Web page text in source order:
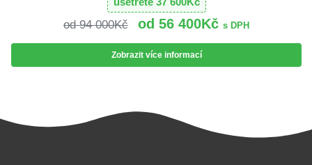
94 000Kč 56 400Kč s DPH
Zobrazit více informací